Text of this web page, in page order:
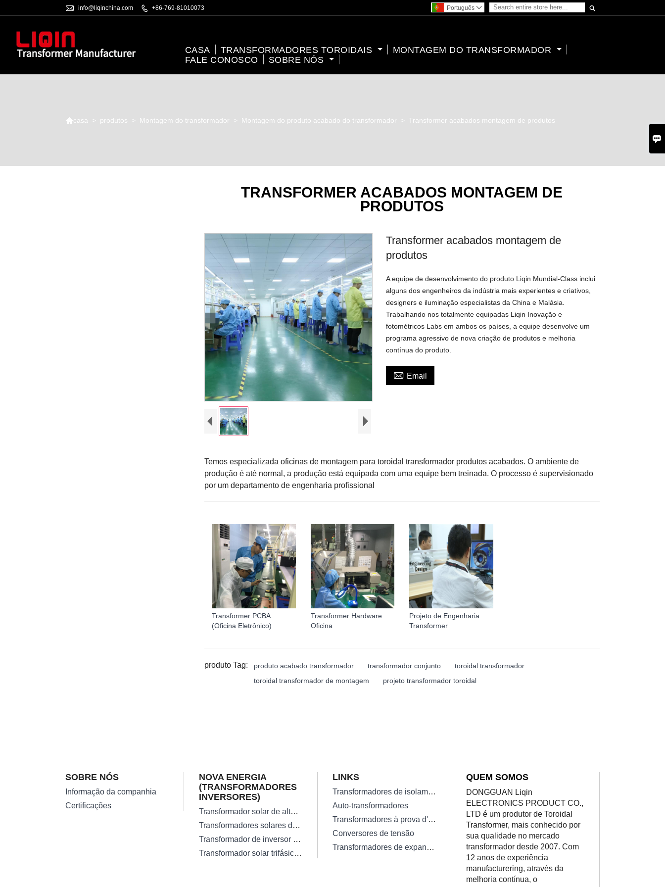

 info@liqinchina.com  +86-769-81010073 
Português 
CASA TRANSFORMADORES TOROIDAIS
MONTAGEM DO TRANSFORMADOR
FALE CONOSCO
SOBRE NÓS
casa > produtos > Montagem do transformador > Montagem do produto acabado do transformador > Transformer acabados montagem de produtos
TRANSFORMER ACABADOS MONTAGEM DE
PRODUTOS
Transformer acabados montagem de
produtos
A equipe de desenvolvimento do produto Liqin Mundial-Class inclui
alguns dos engenheiros da indústria mais experientes e criativos,
designers e iluminação especialistas da China e Malásia.
Trabalhando nos totalmente equipadas Liqin Inovação e
fotométricos Labs em ambos os países, a equipe desenvolve um
programa agressivo de nova criação de produtos e melhoria
contínua do produto.
 Email
Temos especializada oficinas de montagem para toroidal transformadorprodutos acabados. O ambiente de
produção é até normal, a produção está equipada com uma equipe bem treinada. O processo é supervisionado
por um departamento de engenharia profissional
Transformer PCBA
(Oficina Eletrônico)
Transformer Hardware
Oficina
Projeto de Engenharia
Transformer
produto Tag: produto acabado transformador transformador conjunto
toroidal transformador
toroidal transformador de montagem
projeto transformador toroidal
SOBRE NÓS
Informação da companhia
Certificações
NOVA ENERGIA
(TRANSFORMADORES
INVERSORES)
Transformador solar de alta eficiência na rede
Transformadores solares de inversor monofásico
Transformador de inversor de onda senoidal pura confiável de 300W
Transformador solar trifásico perdido baixo do inversor da Fora-grade
LINKS
Transformadores de isolamento
Auto-transformadores
Transformadores à prova d'água
Conversores de tensão
Transformadores de expansão
QUEM SOMOS
DONGGUAN Liqin
ELECTRONICS PRODUCT CO.,
LTD é um produtor de Toroidal
Transformer, mais conhecido por
sua qualidade no mercado
transformador desde 2007. Com
12 anos de experiência
manufacturering, através da
melhoria contínua, o